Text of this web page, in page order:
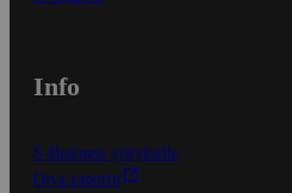
Info
S-Business yrityksille
Oiva-raportit